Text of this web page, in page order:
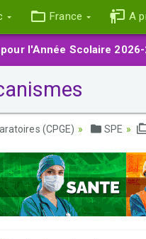
France A
l'Année Scolaire
(CPGE) SPE